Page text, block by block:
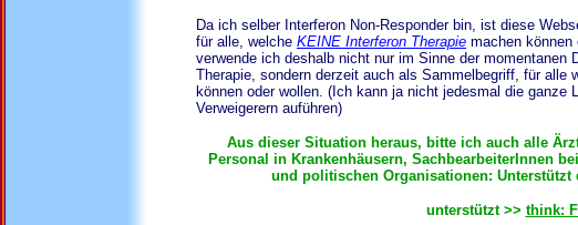
Da ich selber Interferon Non-Responder bin, ist diese
für alle, welche KEINE Interferon Therapie machen können
verwende ich deshalb nicht nur im Sinne der momentanen
Therapie, sondern derzeit auch als Sammelbegriff, für alle
können oder wollen. (Ich kann ja nicht jedesmal die ganze
Verweigerern auführen)
Aus dieser Situation heraus, bitte ich auch alle
Personal in Krankenhäusern, SachbearbeiterInnen
und politischen Organisationen: Unterstützt
unterstützt >> think: